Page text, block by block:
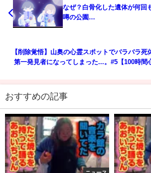
なぜ？白骨化した遺体が何回
噂の公園…
【削除覚悟】山奥の心霊スポットでバラバラ死
第一発見者になってしまった...。#5【100時間
おすすめの記事